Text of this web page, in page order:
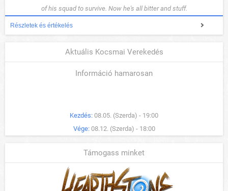
of his squad to survive. Now he's all bitter and stuff.
Részletek és értékelés
Aktuális Kocsmai Verekedés
Információ hamarosan
Kezdés: 08.05. (Szerda) - 19:00
Vége: 08.12. (Szerda) - 18:00
Támogass minket